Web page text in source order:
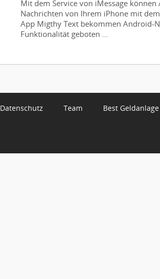
Mit dem Service von iMessage können
Nachrichten von Ihrem iPhone mit
App Migthy Text bekommen Android-
Funktionalität geboten ...
Datenschutz Team Best Geldanlage